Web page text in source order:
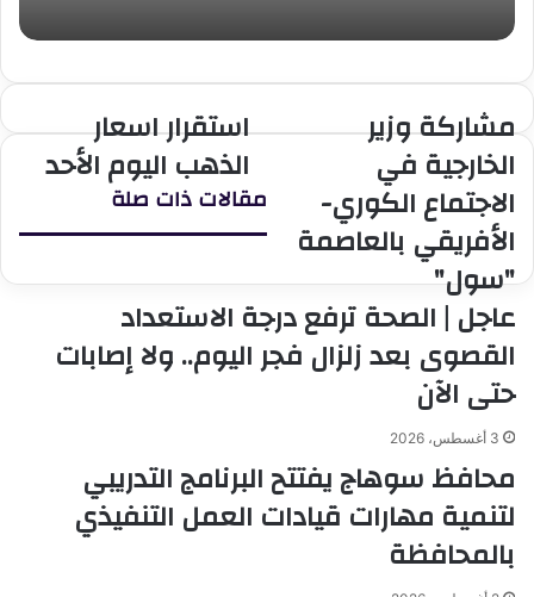
مشاركة
الخارجية
في
الاجتماع
الكوري-
الأفريقي
بالعاصمة
"سول"
مشاركة وزير
الخارجية في
الاجتماع الكوري-
الأفريقي بالعاصمة
"سول"
استقرار
الذهب
اليوم
استقرار اسعار
الذهب اليوم الأحد
مقالات ذات صلة
عاجل | الصحة ترفع درجة الاستعداد
القصوى بعد زلزال فجر اليوم.. ولا إصابات
حتى الآن
3 أغسطس، 2026
محافظ سوهاج يفتتح البرنامج التدريبي
لتنمية مهارات قيادات العمل التنفيذي
بالمحافظة